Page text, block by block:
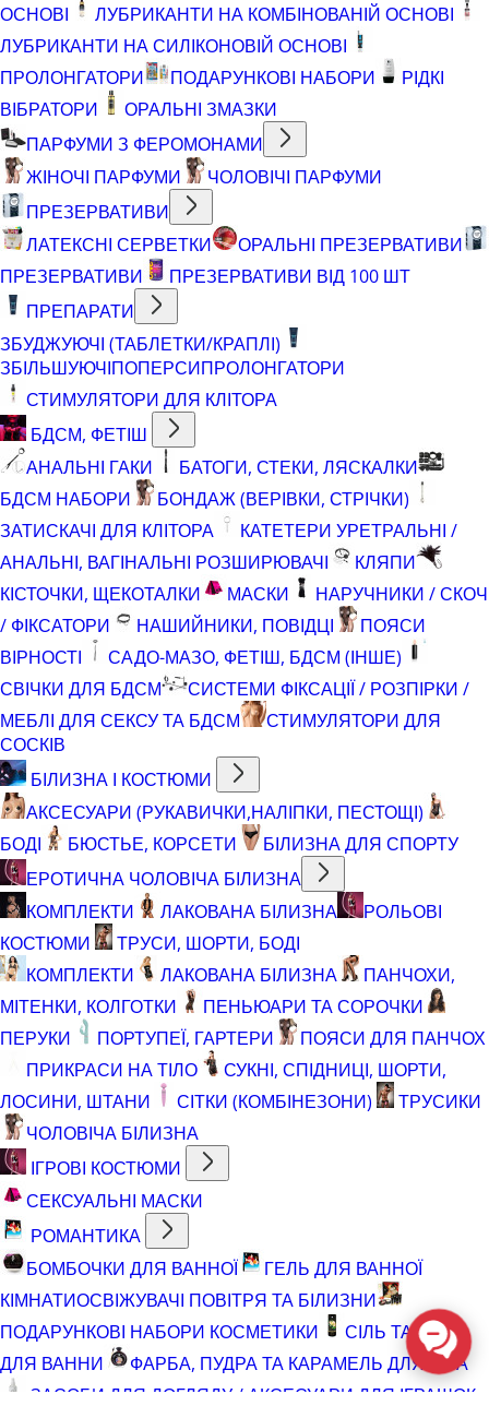
ОСНОВІ
ЛУБРИКАНТИ НА КОМБІНОВАНІЙ ОСНОВІ
ЛУБРИКАНТИ НА СИЛІКОНОВІЙ ОСНОВІ
ПРОЛОНГАТОРИ
ПОДАРУНКОВІ НАБОРИ
РІДКІ
ВІБРАТОРИ
ОРАЛЬНІ ЗМАЗКИ
ПАРФУМИ З ФЕРОМОНАМИ
ЖІНОЧІ ПАРФУМИ
ЧОЛОВІЧІ ПАРФУМИ
ПРЕЗЕРВАТИВИ
ЛАТЕКСНІ СЕРВЕТКИ
ОРАЛЬНІ ПРЕЗЕРВАТИВИ
ПРЕЗЕРВАТИВИ
ПРЕЗЕРВАТИВИ ВІД 100 ШТ
ПРЕПАРАТИ
ЗБУДЖУЮЧІ (ТАБЛЕТКИ/КРАПЛІ)
ЗБІЛЬШУЮЧІПОПЕРСИПРОЛОНГАТОРИ
СТИМУЛЯТОРИ ДЛЯ КЛІТОРА
БДСМ, ФЕТІШ
АНАЛЬНІ ГАКИ
БАТОГИ, СТЕКИ, ЛЯСКАЛКИ
БДСМ НАБОРИ
БОНДАЖ (ВЕРІВКИ, СТРІЧКИ)
ЗАТИСКАЧІ ДЛЯ КЛІТОРА
КАТЕТЕРИ УРЕТРАЛЬНІ /
АНАЛЬНІ, ВАГІНАЛЬНІ РОЗШИРЮВАЧІ
КЛЯПИ
КІСТОЧКИ, ЩЕКОТАЛКИ
МАСКИ
НАРУЧНИКИ / СКОЧ
/ ФІКСАТОРИ
НАШИЙНИКИ, ПОВІДЦІ
ПОЯСИ
ВІРНОСТІ
САДО-МАЗО, ФЕТІШ, БДСМ (ІНШЕ)
СВІЧКИ ДЛЯ БДСМ
СИСТЕМИ ФІКСАЦІЇ / РОЗПІРКИ /
МЕБЛІ ДЛЯ СЕКСУ ТА БДСМ
СТИМУЛЯТОРИ ДЛЯ
СОСКІВ
БІЛИЗНА І КОСТЮМИ
АКСЕСУАРИ (РУКАВИЧКИ,НАЛІПКИ, ПЕСТОЩІ)
БОДІ
БЮСТЬЕ, КОРСЕТИ
БІЛИЗНА ДЛЯ СПОРТУ
ЕРОТИЧНА ЧОЛОВІЧА БІЛИЗНА
КОМПЛЕКТИ
ЛАКОВАНА БІЛИЗНА
РОЛЬОВІ
КОСТЮМИ
ТРУСИ, ШОРТИ, БОДІ
КОМПЛЕКТИ
ЛАКОВАНА БІЛИЗНА
ПАНЧОХИ,
МІТЕНКИ, КОЛГОТКИ
ПЕНЬЮАРИ ТА СОРОЧКИ
ПЕРУКИ
ПОРТУПЕЇ, ГАРТЕРИ
ПОЯСИ ДЛЯ ПАНЧОХ
ПРИКРАСИ НА ТІЛО
СУКНІ, СПІДНИЦІ, ШОРТИ,
ЛОСИНИ, ШТАНИ
СІТКИ (КОМБІНЕЗОНИ)
ТРУСИКИ
ЧОЛОВІЧА БІЛИЗНА
ІГРОВІ КОСТЮМИ
СЕКСУАЛЬНІ МАСКИ
РОМАНТИКА
БОМБОЧКИ ДЛЯ ВАННОЇ
ГЕЛЬ ДЛЯ ВАННОЇ
КІМНАТИОСВІЖУВАЧІ ПОВІТРЯ ТА БІЛИЗНИ
ПОДАРУНКОВІ НАБОРИ КОСМЕТИКИ
СІЛЬ ТА ПІНА
ДЛЯ ВАННИ
ФАРБА, ПУДРА ТА КАРАМЕЛЬ ДЛЯ ТІЛА
ЗАСОБИ ДЛЯ ДОГЛЯДУ / АКСЕСУАРИ ДЛЯ ІГРАШОК